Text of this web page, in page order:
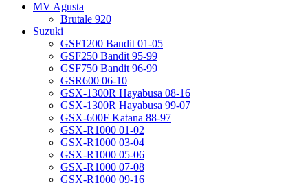
MV Agusta
Brutale 920
Suzuki
GSF1200 Bandit 01-05
GSF250 Bandit 95-99
GSF750 Bandit 96-99
GSR600 06-10
GSX-1300R Hayabusa 08-16
GSX-1300R Hayabusa 99-07
GSX-600F Katana 88-97
GSX-R1000 01-02
GSX-R1000 03-04
GSX-R1000 05-06
GSX-R1000 07-08
GSX-R1000 09-16